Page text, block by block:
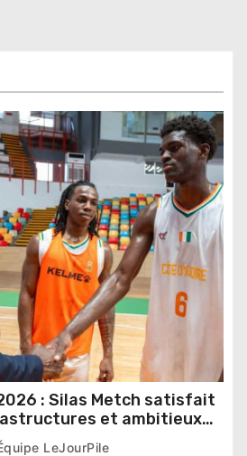
: Silas Metch satisfait
et ambitieux
LeJourPile